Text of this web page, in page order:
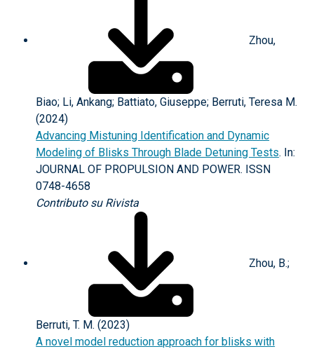
Zhou,
Biao; Li, Ankang; Battiato, Giuseppe; Berruti, Teresa M.
(2024)
Advancing Mistuning Identification and Dynamic
Modeling of Blisks Through Blade Detuning Tests. In:
JOURNAL OF PROPULSION AND POWER. ISSN
0748-4658
Contributo su Rivista
Zhou, B.;
Berruti, T. M. (2023)
A novel model reduction approach for blisks with